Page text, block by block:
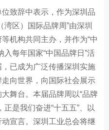
致辞中表示，作为深圳品
区）国际品牌周”由深圳
机构共同主办，并作为“中
入每年国家“中国品牌日”活
已成为广泛传播深圳实施
向世界，向国际社会展示
舞台。本届品牌周以“品牌
是我们奋进“十五五”、以
宣言。深圳工业总会将继